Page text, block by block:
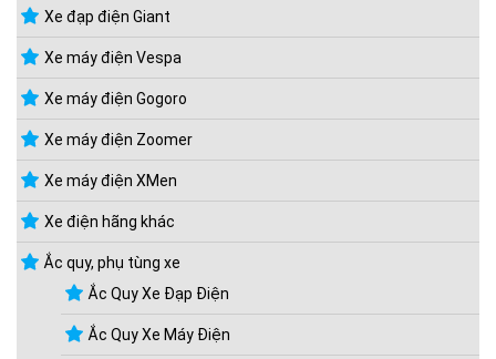
Xe đạp điện Giant
Xe máy điện Vespa
Xe máy điện Gogoro
Xe máy điện Zoomer
Xe máy điện XMen
Xe điện hãng khác
Ắc quy, phụ tùng xe
Ắc Quy Xe Đạp Điện
Ắc Quy Xe Máy Điện